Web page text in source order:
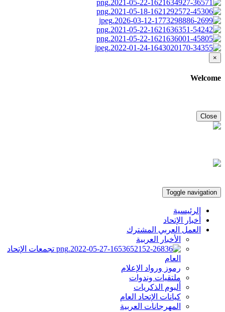
×
Welcome
Close
Toggle navigation
الرئيسية
أخبار الإتحاد
العمل العربي المشترك
الأخبار العربية
تجمعات الإتحاد
العام
رموز ورواد الإعلام
ملتقيات وندوات
ألبوم الذكريات
كيانات الإتحاد العام
المهرجانات العربية